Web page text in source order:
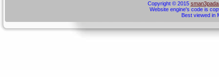
Copyright © 2015
Website engine's code is
Best viewed in